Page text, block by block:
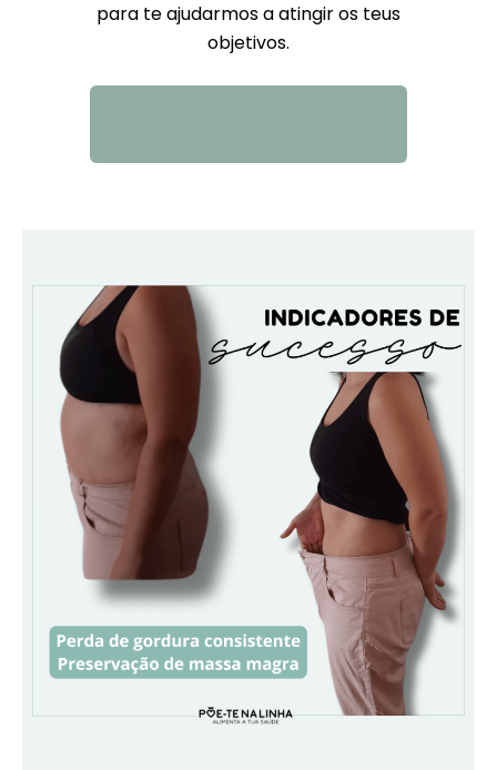
para te ajudarmos a atingir os teus
objetivos.